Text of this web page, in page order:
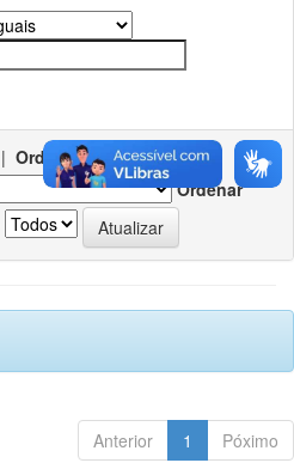
| Ordenar registros por
Ordenar
Anterior 1 Póximo